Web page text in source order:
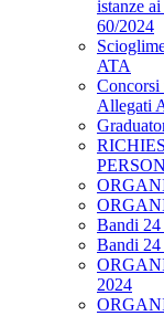
istanze
60/2024
ATA
Concorsi
Allegati
Bandi 24
Bandi 24
2024